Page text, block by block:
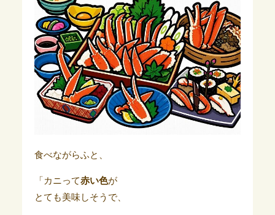
食べながらふと、
「カニって赤い色が
とても美味しそうで、